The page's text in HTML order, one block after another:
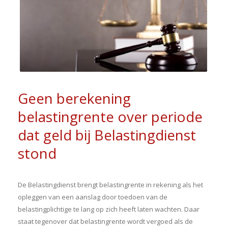
Geen berekening
belastingrente over periode
dat geld bij Belastingdienst
stond
De Belastingdienst brengt belastingrente in rekening als het
opleggen van een aanslag door toedoen van de
belastingplichtige te lang op zich heeft laten wachten. Daar
staat tegenover dat belastingrente wordt vergoed als de